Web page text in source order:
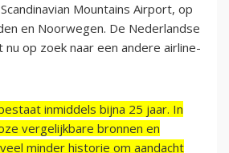
Mountains Airport, op
en Noorwegen. De Nederlandse
op zoek naar een andere airline-
inmiddels bijna 25 jaar. In
vergelijkbare bronnen en
minder historie om aandacht